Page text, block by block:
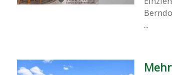
...